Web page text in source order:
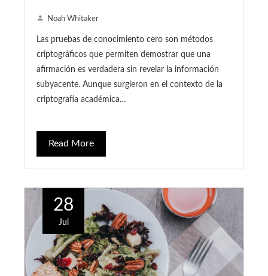
Noah Whitaker
Las pruebas de conocimiento cero son métodos
criptográficos que permiten demostrar que una
afirmación es verdadera sin revelar la información
subyacente. Aunque surgieron en el contexto de la
criptografía académica…
Read More
28
Jul